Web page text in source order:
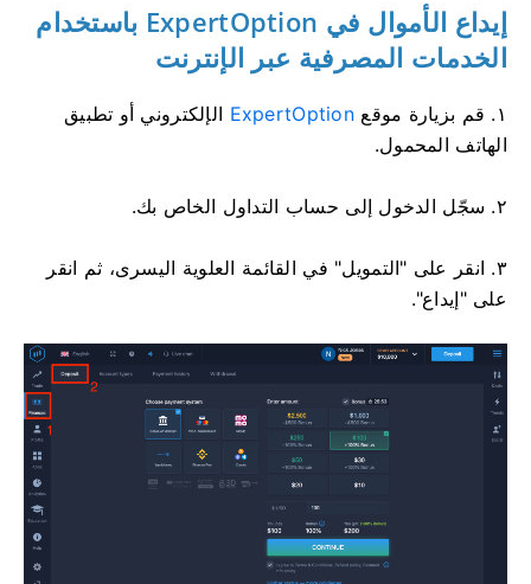
إيداع الأموال في ExpertOption باستخدام
الخدمات المصرفية عبر الإنترنت
١. قم بزيارة موقع ExpertOption الإلكتروني أو تطبيق
الهاتف المحمول.
٢. سجّل الدخول إلى حساب التداول الخاص بك.
٣. انقر على "التمويل" في القائمة العلوية اليسرى، ثم انقر
على "إيداع".